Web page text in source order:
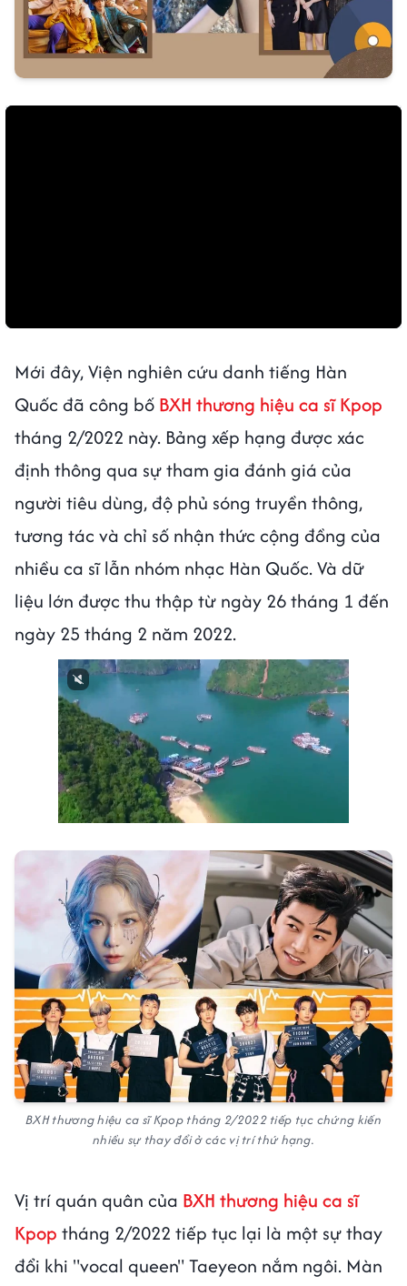
Mới đây, Viện nghiên cứu danh tiếng Hàn
Quốc đã công bố BXH thương hiệu ca sĩ Kpop
tháng 2/2022 này. Bảng xếp hạng được xác
định thông qua sự tham gia đánh giá của
người tiêu dùng, độ phủ sóng truyền thông,
tương tác và chỉ số nhận thức cộng đồng của
nhiều ca sĩ lẫn nhóm nhạc Hàn Quốc. Và dữ
liệu lớn được thu thập từ ngày 26 tháng 1 đến
ngày 25 tháng 2 năm 2022.
BXH thương hiệu ca sĩ Kpop tháng 2/2022 tiếp tục chứng kiến
nhiều sự thay đổi ở các vị trí thứ hạng.
Vị trí quán quân của BXH thương hiệu ca sĩ
Kpop tháng 2/2022 tiếp tục lại là một sự thay
đổi khi "vocal queen" Taeyeon nắm ngôi. Màn